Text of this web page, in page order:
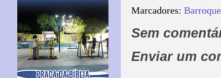
Marcadores:
Sem
Enviar um